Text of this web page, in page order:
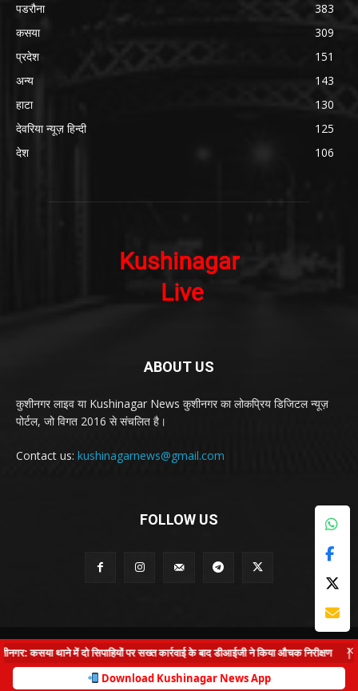
पडरौना
383
कसया
309
प्रदेश
151
अन्य
143
हाटा
130
देवरिया न्यूज़ हिन्दी
125
देश
106
ABOUT US
कुशीनगर लाइव या Kushinagar News कुशीनगर का लोकप्रिय डिजिटल न्यूज़
पोर्टल, जो विगत 2016 से संचलित है।
Contact us: kushinagarnews@gmail.com
FOLLOW US
© Kushinagar Live - 2022
Home About us Privacy Policy Contact us
×
कसया थाने में दो सिपाहियों पर सख्त कार्रवाई के बाद डीआईजी ने किया औचक निरीक्षण |
Download Kushinagar News App